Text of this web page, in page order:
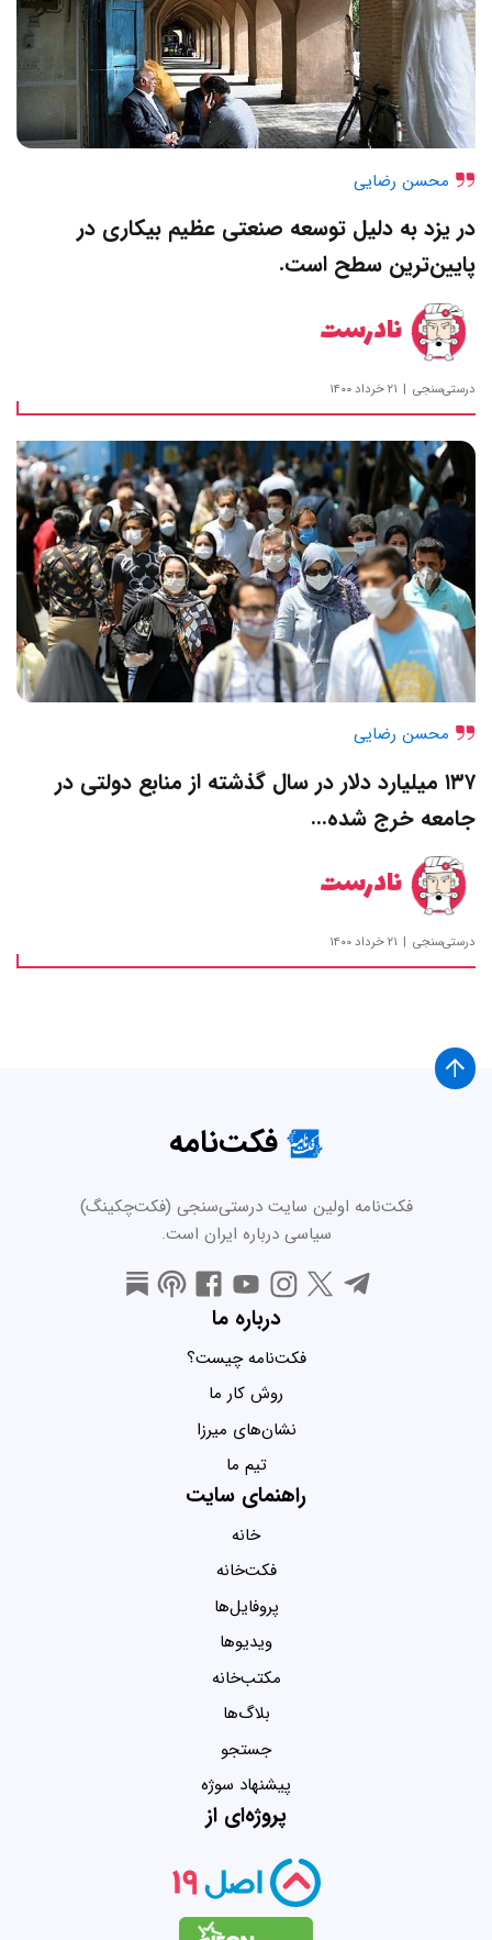
محسن رضایی
در یزد به دلیل توسعه صنعتی عظیم بیکاری در
پایین‌ترین سطح است.
نادرست
درستی‌سنجی ۲۱ خرداد ۱۴۰۰
محسن رضایی
۱۳۷ میلیارد دلار در سال گذشته از منابع دولتی در
جامعه خرج شده…
نادرست
درستی‌سنجی ۲۱ خرداد ۱۴۰۰
فکت‌نامه
فکت‌نامه اولین سایت درستی‌سنجی (فکت‌چکینگ)
سیاسی درباره ایران است.
درباره ما
فکت‌نامه چیست؟
روش کار ما
نشان‌های میرزا
تیم ما
راهنمای سایت
خانه
فکت‌خانه
پروفایل‌ها
ویدیو‌ها
مکتب‌خانه
بلاگ‌ها
جستجو
پیشنهاد سوژه
پروژه‌ای از